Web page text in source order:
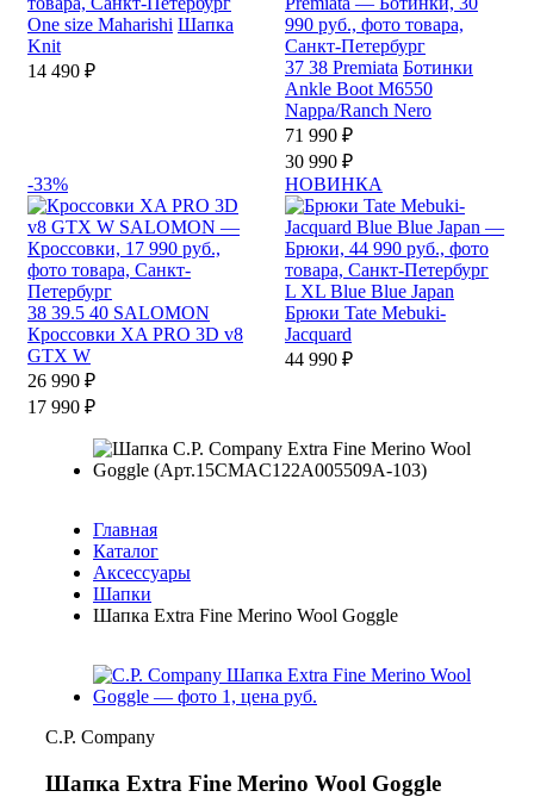
One size Maharishi Шапка
Knit
14 490 ₽
37 38 Premiata Ботинки
Ankle Boot M6550
Nappa/Ranch Nero
71 990 ₽
30 990 ₽
-33%
38 39.5 40 SALOMON
Кроссовки XA PRO 3D v8
GTX W
26 990 ₽
17 990 ₽
НОВИНКА
L XL Blue Blue Japan
Брюки Tate Mebuki-
Jacquard
44 990 ₽
Главная
Каталог
Аксессуары
Шапки
Шапка Extra Fine Merino Wool Goggle
C.P. Company
Шапка Extra Fine Merino Wool Goggle